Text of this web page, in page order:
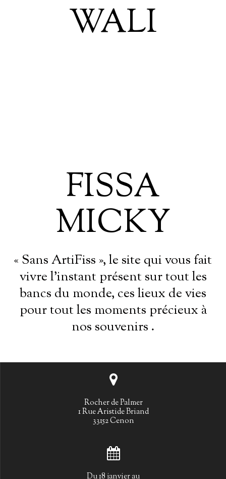
WALI
FISSA
MICKY
« Sans ArtiFiss », le site qui vous fait
vivre l’instant présent sur tout les
bancs du monde, ces lieux de vies
pour tout les moments précieux à
nos souvenirs .
Rocher de Palmer
1 Rue Aristide Briand
33152 Cenon
Du 18 janvier au